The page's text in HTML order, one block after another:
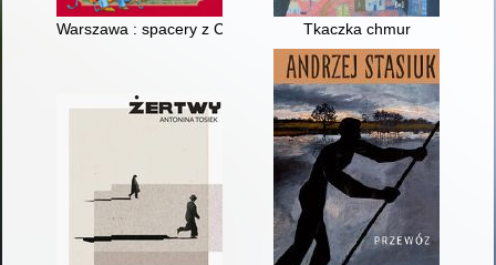
Warszawa : spacery z Ciumkami Tkaczka chmur